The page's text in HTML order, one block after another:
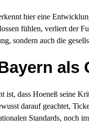
hier eine
fühlen, verliert der
sondern auch die
als
ist, dass Hoeneß seine
darauf geachtet,
Standards, noch